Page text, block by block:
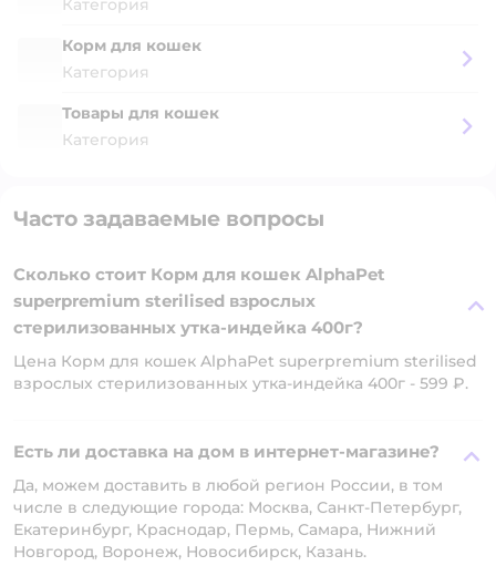
Категория
Корм для кошек
Категория
Товары для кошек
Категория
Часто задаваемые вопросы
Сколько стоит Корм для кошек AlphaPet
superpremium sterilised взрослых
стерилизованных утка-индейка 400г?
Цена Корм для кошек AlphaPet superpremium sterilised
взрослых стерилизованных утка-индейка 400г - 599 ₽.
Есть ли доставка на дом в интернет-магазине?
Да, можем доставить в любой регион России, в том
числе в следующие города: Москва, Санкт-Петербург,
Екатеринбург, Краснодар, Пермь, Самара, Нижний
Новгород, Воронеж, Новосибирск, Казань.